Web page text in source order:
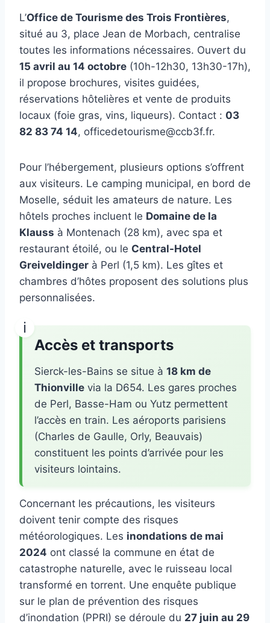
L’Office de Tourisme des Trois Frontières,
situé au 3, place Jean de Morbach, centralise
toutes les informations nécessaires. Ouvert du
15 avril au 14 octobre (10h-12h30, 13h30-17h),
il propose brochures, visites guidées,
réservations hôtelières et vente de produits
locaux (foie gras, vins, liqueurs). Contact : 03
82 83 74 14, officedetourisme@ccb3f.fr.
Pour l’hébergement, plusieurs options s’offrent
aux visiteurs. Le camping municipal, en bord de
Moselle, séduit les amateurs de nature. Les
hôtels proches incluent le Domaine de la
Klauss à Montenach (28 km), avec spa et
restaurant étoilé, ou le Central-Hotel
Greiveldinger à Perl (1,5 km). Les gîtes et
chambres d’hôtes proposent des solutions plus
personnalisées.
Accès et transports
Sierck-les-Bains se situe à 18 km de
Thionville via la D654. Les gares proches
de Perl, Basse-Ham ou Yutz permettent
l’accès en train. Les aéroports parisiens
(Charles de Gaulle, Orly, Beauvais)
constituent les points d’arrivée pour les
visiteurs lointains.
Concernant les précautions, les visiteurs
doivent tenir compte des risques
météorologiques. Les inondations de mai
2024 ont classé la commune en état de
catastrophe naturelle, avec le ruisseau local
transformé en torrent. Une enquête publique
sur le plan de prévention des risques
d’inondation (PPRI) se déroule du 27 juin au 29